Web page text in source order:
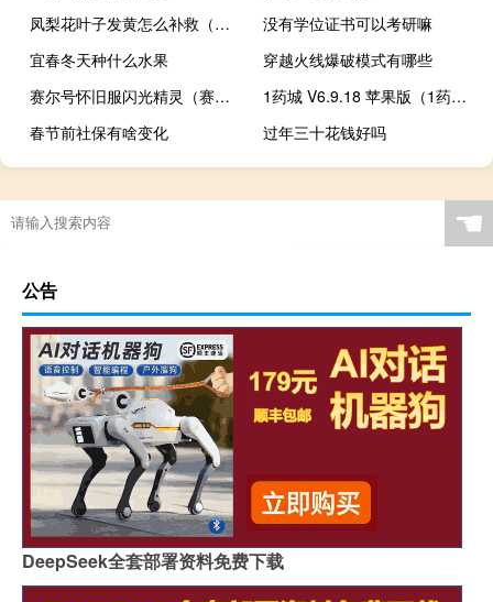
凤梨花叶子发黄怎么补救（凤梨花叶子发黄）
没有学位证书可以考研嘛
宜春冬天种什么水果
穿越火线爆破模式有哪些
赛尔号怀旧服闪光精灵（赛尔号闪光精灵大派对）
1药城 V6.9.18 苹果版（1药城 V6.9.18 苹果版功能简介）
春节前社保有啥变化
过年三十花钱好吗
☚
公告
DeepSeek全套部署资料免费下载